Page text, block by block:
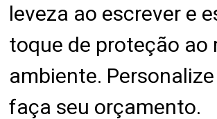
leveza ao escrever e
toque de proteção ao
ambiente.
faça seu orçamento.